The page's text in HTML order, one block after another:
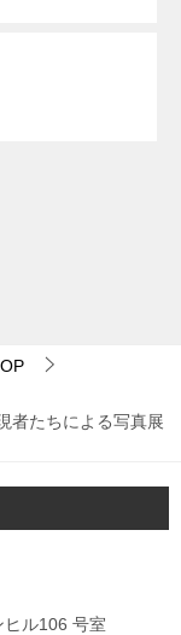
者たちによる写真展
ル106 号室